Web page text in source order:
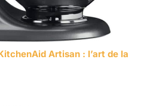
Artisan : l’art de la